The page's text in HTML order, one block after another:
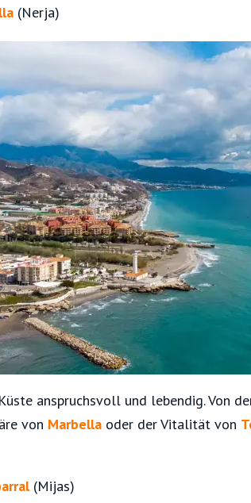
(Nerja)
anspruchsvoll und lebendig. Von
von Marbella oder der Vitalität von
(Mijas)